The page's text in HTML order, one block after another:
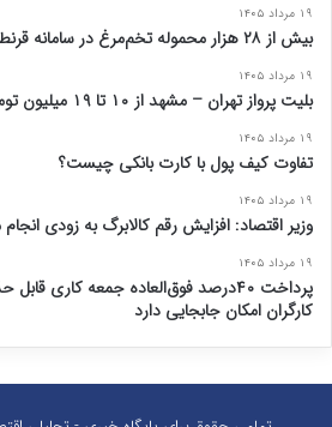
۱۹ مرداد ۱۴۰۵
بیش از ۲۸ هزار محموله تخم‌مرغ در سامانه قرنطینه ثبت شد
۱۹ مرداد ۱۴۰۵
بلیت پرواز تهران – مشهد از ۱۰ تا ۱۹ میلیون تومان
۱۹ مرداد ۱۴۰۵
تفاوت کیف پول با کارت بانکی چیست؟
۱۹ مرداد ۱۴۰۵
وزیر اقتصاد: افزایش رقم کالابرگ به زودی
۱۹ مرداد ۱۴۰۵
پرداخت ۴۰درصد فوق‌العاده جمعه کاری
کارگران امکان جابجایی دارد